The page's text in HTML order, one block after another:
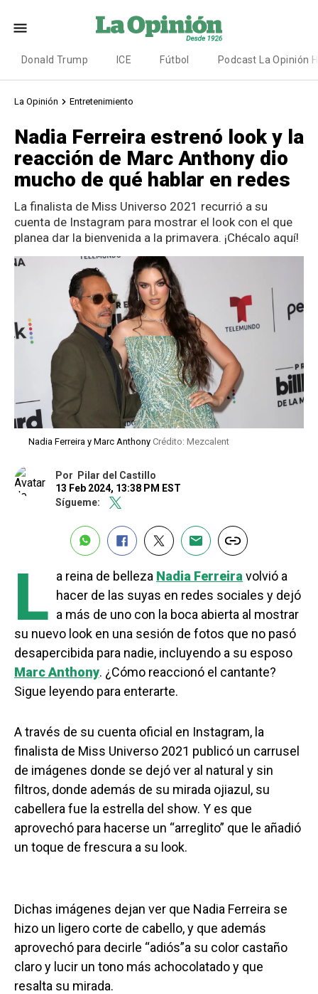
Donald Trump ICE Fútbol Podcast La Opinión
La Opinión Entretenimiento
Nadia Ferreira estrenó look y la
reacción de Marc Anthony dio
mucho de qué hablar en redes
La finalista de Miss Universo 2021 recurrió a su
cuenta de Instagram para mostrar el look con el que
planea dar la bienvenida a la primavera. ¡Chécalo aquí!
Nadia Ferreira y Marc Anthony Crédito: Mezcalent
Por Pilar del Castillo
13 Feb 2024, 13:38 PM EST
Sígueme:
L a reina de belleza Nadia Ferreira volvió a
hacer de las suyas en redes sociales y dejó
a más de uno con la boca abierta al mostrar
su nuevo look en una sesión de fotos que no pasó
desapercibida para nadie, incluyendo a su esposo
Marc Anthony. ¿Cómo reaccionó el cantante?
Sigue leyendo para enterarte.
A través de su cuenta oficial en Instagram, la
finalista de Miss Universo 2021 publicó un carrusel
de imágenes donde se dejó ver al natural y sin
filtros, donde además de su mirada ojiazul, su
cabellera fue la estrella del show. Y es que
aprovechó para hacerse un “arreglito” que le añadió
un toque de frescura a su look.
Dichas imágenes dejan ver que Nadia Ferreira se
hizo un ligero corte de cabello, y que además
aprovechó para decirle “adiós”a su color castaño
claro y lucir un tono más achocolatado y que
resalta su mirada.